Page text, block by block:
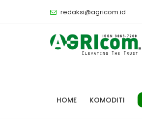
redaksi@agricom.id
HOME KOMODITI